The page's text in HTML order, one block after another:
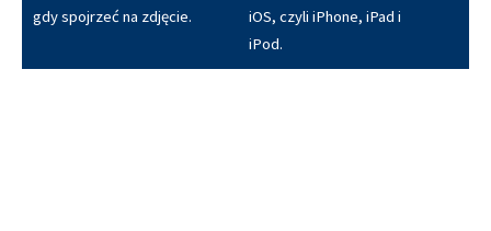
gdy spojrzeć na zdjęcie.
iOS, czyli iPhone, iPad i
iPod.